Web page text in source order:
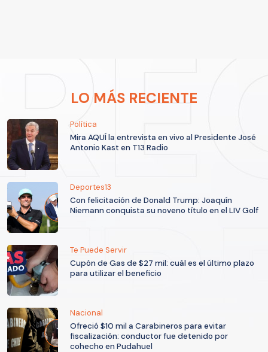
LO MÁS RECIENTE
Política
Mira AQUÍ la entrevista en vivo al Presidente José
Antonio Kast en T13 Radio
Deportes13
Con felicitación de Donald Trump: Joaquín
Niemann conquista su noveno título en el LIV Golf
Te Puede Servir
Cupón de Gas de $27 mil: cuál es el último plazo
para utilizar el beneficio
Nacional
Ofreció $10 mil a Carabineros para evitar
fiscalización: conductor fue detenido por
cohecho en Pudahuel